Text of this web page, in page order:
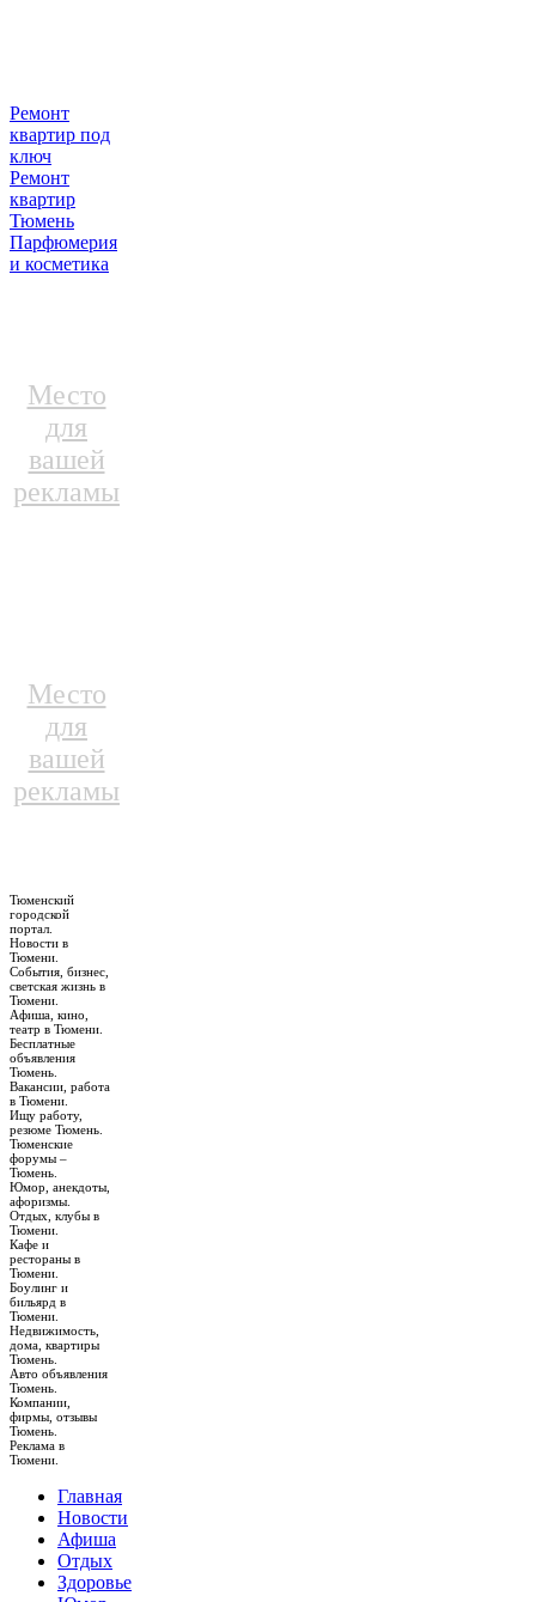
Ремонт
квартир под
ключ
Ремонт
квартир
Тюмень
Парфюмерия
и косметика
Место
для
вашей
рекламы
Место
для
вашей
рекламы
Тюменский
городской
портал.
Новости в
Тюмени.
События, бизнес,
светская жизнь в
Тюмени.
Афиша, кино,
театр в Тюмени.
Бесплатные
объявления
Тюмень.
Вакансии, работа
в Тюмени.
Ищу работу,
резюме Тюмень.
Тюменские
форумы –
Тюмень.
Юмор, анекдоты,
афоризмы.
Отдых, клубы в
Тюмени.
Кафе и
рестораны в
Тюмени.
Боулинг и
бильярд в
Тюмени.
Недвижимость,
дома, квартиры
Тюмень.
Авто объявления
Тюмень.
Компании,
фирмы, отзывы
Тюмень.
Реклама в
Тюмени.
Главная
Новости
Афиша
Отдых
Здоровье